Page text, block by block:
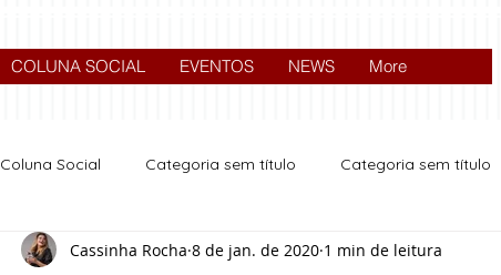
COLUNA SOCIAL EVENTOS NEWS More
Coluna Social Categoria sem título Categoria sem título
Nova categoria Expocrato 2024 Política
Cassinha Rocha 8 de jan. de 2020 1 min de leitura